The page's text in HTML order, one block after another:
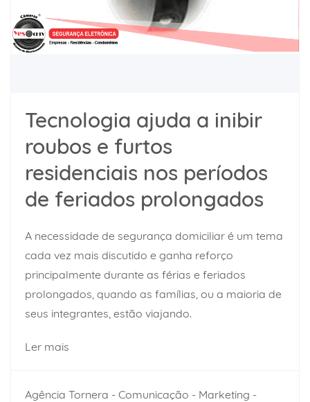
Tecnologia ajuda a inibir
roubos e furtos
residenciais nos períodos
de feriados prolongados
A necessidade de segurança domiciliar é um tema
cada vez mais discutido e ganha reforço
principalmente durante as férias e feriados
prolongados, quando as famílias, ou a maioria de
seus integrantes, estão viajando.
Ler mais
Agência Tornera - Comunicação - Marketing -